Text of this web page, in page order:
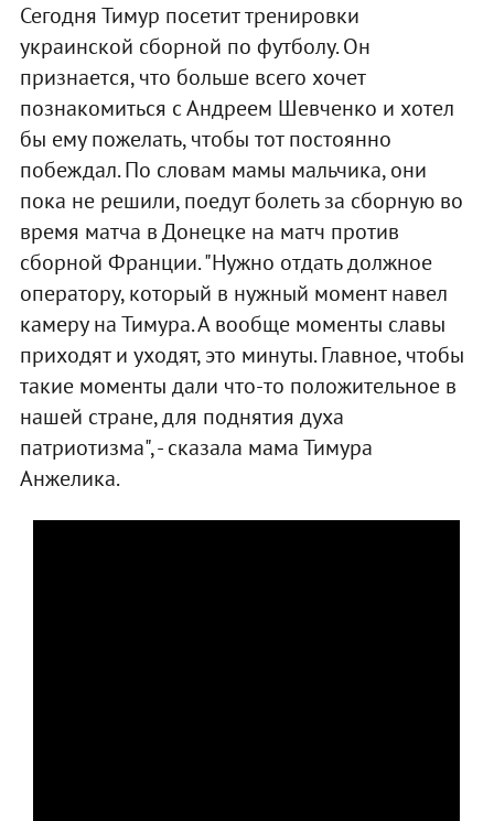
Сегодня Тимур посетит тренировки
украинской сборной по футболу. Он
признается, что больше всего хочет
познакомиться с Андреем Шевченко и хотел
бы ему пожелать, чтобы тот постоянно
побеждал. По словам мамы мальчика, они
пока не решили, поедут болеть за сборную во
время матча в Донецке на матч против
сборной Франции. "Нужно отдать должное
оператору, который в нужный момент навел
камеру на Тимура. А вообще моменты славы
приходят и уходят, это минуты. Главное, чтобы
такие моменты дали что-то положительное в
нашей стране, для поднятия духа
патриотизма", - сказала мама Тимура
Анжелика.